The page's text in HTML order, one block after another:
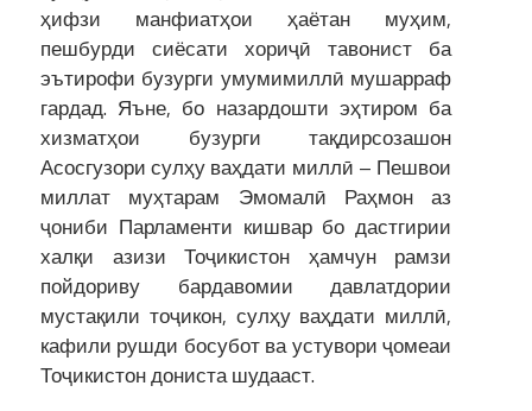
ҳифзи манфиатҳои ҳаётан муҳим,
пешбурди сиёсати хориҷӣ тавонист ба
эътирофи бузурги умумимиллӣ мушарраф
гардад. Яъне, бо назардошти эҳтиром ба
хизматҳои бузурги тақдирсозашон
Асосгузори сулҳу ваҳдати миллӣ – Пешвои
миллат муҳтарам Эмомалӣ Раҳмон аз
ҷониби Парламенти кишвар бо дастгирии
халқи азизи Тоҷикистон ҳамчун рамзи
пойдориву бардавомии давлатдории
мустақили тоҷикон, сулҳу ваҳдати миллӣ,
кафили рушди босубот ва устувори ҷомеаи
Тоҷикистон дониста шудааст.